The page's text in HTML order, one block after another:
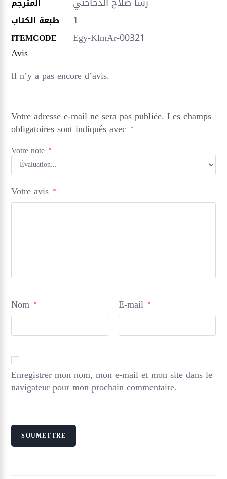
طبعة الكتاب 1
ITEMCODE
Egy-KlmAr-00321
Avis
Il n’y a pas encore d’avis.
Votre adresse e-mail ne sera pas publiée. Les champs
obligatoires sont indiqués avec *
Votre note *
Votre avis *
Nom * E-mail *
Enregistrer mon nom, mon e-mail et mon site dans le
navigateur pour mon prochain commentaire.